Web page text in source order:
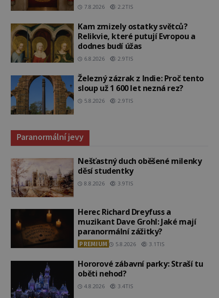
7.8.2026 2.2TIS
Kam zmizely ostatky světců?
Relikvie, které putují Evropou a
dodnes budí úžas
6.8.2026 2.9TIS
Železný zázrak z Indie: Proč tento
sloup už 1 600 let nezná rez?
5.8.2026 2.9TIS
Paranormální jevy
Nešťastný duch oběšené milenky
děsí studentky
8.8.2026 3.9TIS
Herec Richard Dreyfuss a
muzikant Dave Grohl: Jaké mají
paranormální zážitky?
PREMIUM 5.8.2026 3.1TIS
Hororové zábavní parky: Straší tu
oběti nehod?
4.8.2026 3.4TIS